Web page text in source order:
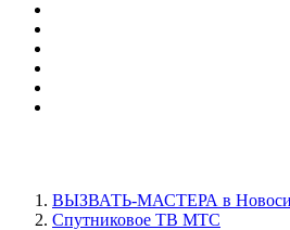
ВЫЗВАТЬ-МАСТЕРА в
Спутниковое ТВ МТС